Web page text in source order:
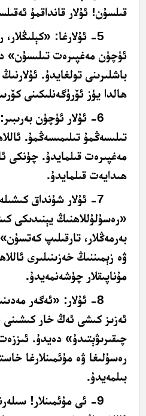
قىلسۇن! ئۇلار قانداقمۇ
5- ئۇلارغا:
ئۈچۈن مەغپىرەت تىلىسۇن»
باشلىرىنى تولغايدۇ.
ھالدا يۈز ئۆرۈگەنلىكىنى
6- ئۇلار ئۈچۈن
تىلىسەڭمۇ تىلىمىسەڭمۇ.
مەغپىرەت قىلمايدۇ. چۈنكى
ھىدايەت قىلمايدۇ.
7- ئۇلار شۇنداق
«رەسۇلۇللاھنىڭ يېنىدىكى
بەرمەڭلار، تارقىلىپ
ۋە زېمىننىڭ خەزىنىلىرى
مۇناپىقلار چۈشەنمەيدۇ.
8- ئۇلار: «ئەگەر
ئەزىز كىشى ئەڭ خار كىشىنى
چىقىرىۋېتىدۇ» دەيدۇ. ئىززەت
رەسۇلىغا ۋە مۇئمىنلارغا
بىلمەيدۇ.
9- ئى مۇئمىنلار!